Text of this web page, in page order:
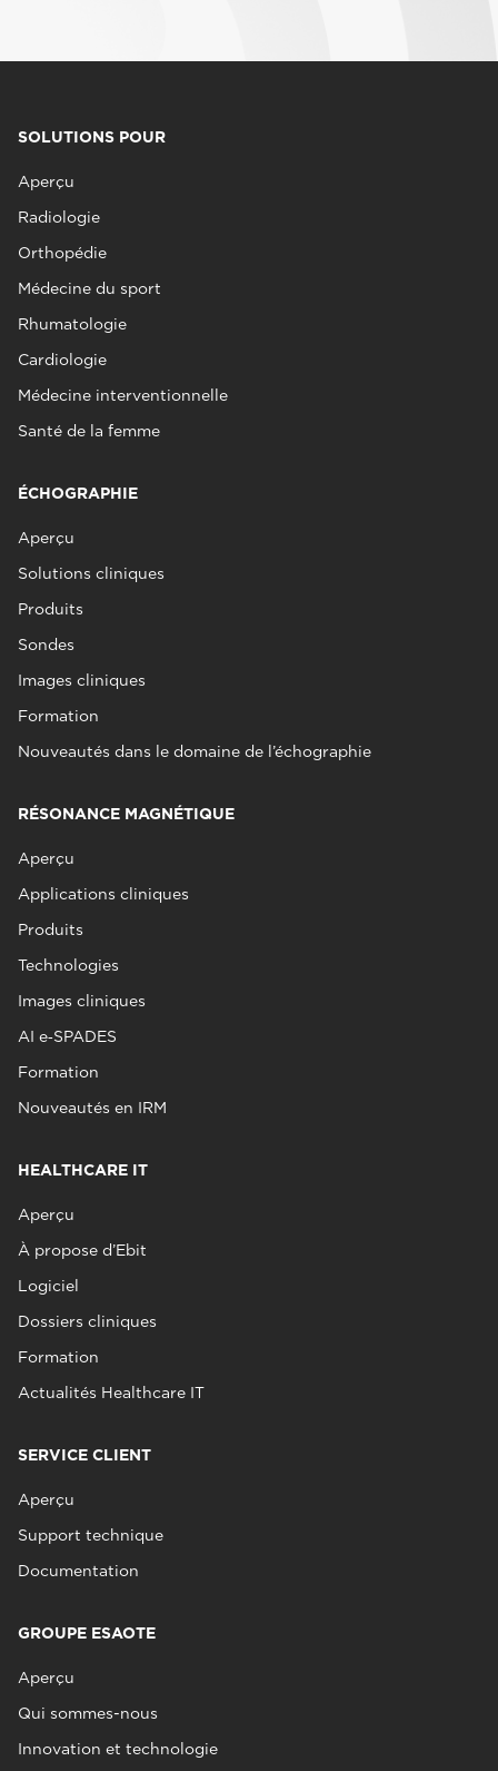
SOLUTIONS POUR
Aperçu
Radiologie
Orthopédie
Médecine du sport
Rhumatologie
Cardiologie
Médecine interventionnelle
Santé de la femme
ÉCHOGRAPHIE
Aperçu
Solutions cliniques
Produits
Sondes
Images cliniques
Formation
Nouveautés dans le domaine de l’échographie
RÉSONANCE MAGNÉTIQUE
Aperçu
Applications cliniques
Produits
Technologies
Images cliniques
AI e‑SPADES
Formation
Nouveautés en IRM
HEALTHCARE IT
Aperçu
À propose d’Ebit
Logiciel
Dossiers cliniques
Formation
Actualités Healthcare IT
SERVICE CLIENT
Aperçu
Support technique
Documentation
GROUPE ESAOTE
Aperçu
Qui sommes-nous
Innovation et technologie